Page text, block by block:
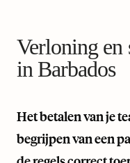
Verloning en
in Barbados
Het betalen van je
begrijpen van een